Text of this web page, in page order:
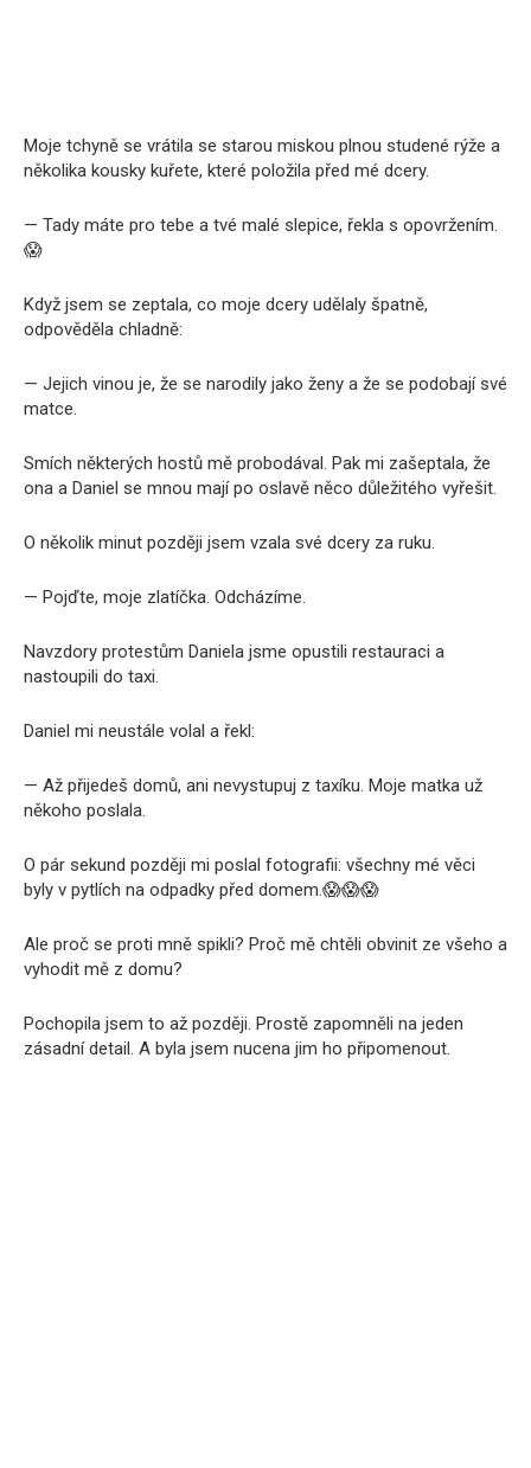
Moje tchyně se vrátila se starou miskou plnou studené rýže a
několika kousky kuřete, které položila před mé dcery.
— Tady máte pro tebe a tvé malé slepice, řekla s opovržením.
😱
Když jsem se zeptala, co moje dcery udělaly špatně,
odpověděla chladně:
— Jejich vinou je, že se narodily jako ženy a že se podobají své
matce.
Smích některých hostů mě probodával. Pak mi zašeptala, že
ona a Daniel se mnou mají po oslavě něco důležitého vyřešit.
O několik minut později jsem vzala své dcery za ruku.
— Pojďte, moje zlatíčka. Odcházíme.
Navzdory protestům Daniela jsme opustili restauraci a
nastoupili do taxi.
Daniel mi neustále volal a řekl:
— Až přijedeš domů, ani nevystupuj z taxíku. Moje matka už
někoho poslala.
O pár sekund později mi poslal fotografii: všechny mé věci
byly v pytlích na odpadky před domem.😱😱😱
Ale proč se proti mně spikli? Proč mě chtěli obvinit ze všeho a
vyhodit mě z domu?
Pochopila jsem to až později. Prostě zapomněli na jeden
zásadní detail. A byla jsem nucena jim ho připomenout.